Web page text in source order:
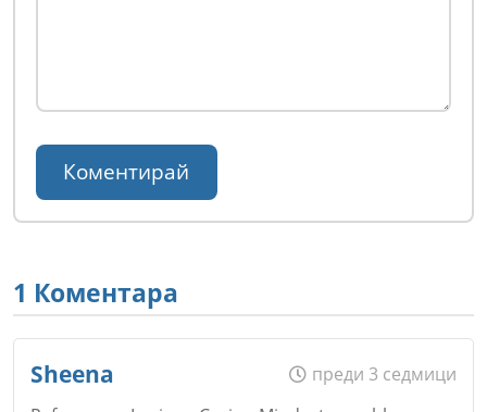
1 Коментара
Sheena
преди 3 седмици